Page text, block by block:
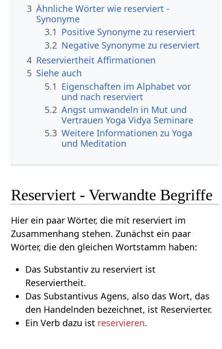
3 Ähnliche Wörter wie reserviert -
Synonyme
3.1 Positive Synonyme zu reserviert
3.2 Negative Synonyme zu reserviert
4 Reserviertheit Affirmationen
5 Siehe auch
5.1 Eigenschaften im Alphabet vor
und nach reserviert
5.2 Angst umwandeln in Mut und
Vertrauen Yoga Vidya Seminare
5.3 Weitere Informationen zu Yoga
und Meditation
Reserviert - Verwandte Begriffe
Hier ein paar Wörter, die mit reserviert im
Zusammenhang stehen. Zunächst ein paar
Wörter, die den gleichen Wortstamm haben:
Das Substantiv zu reserviert ist
Reserviertheit.
Das Substantivus Agens, also das Wort, das
den Handelnden bezeichnet, ist Reservierter.
Ein Verb dazu ist reservieren.